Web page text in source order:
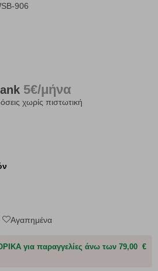
906
5€/μήνα
χωρίς πιστωτική
Αγαπημένα
για παραγγελίες άνω των 79,00 €